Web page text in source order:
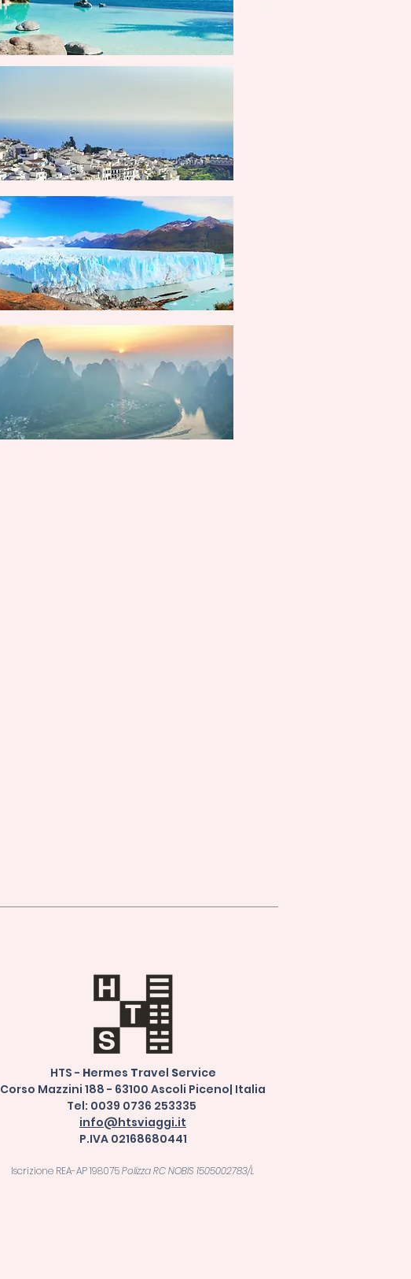
HTS - Hermes Travel Service
Corso Mazzini 188 - 63100 Ascoli Piceno| Italia
Tel: 0039 0736 253335
info@htsviaggi.it
P.IVA 02168680441
Iscrizione REA-AP 198075Polizza RC NOBIS 1505002783/L